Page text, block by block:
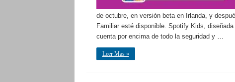
de octubre, en versión beta en Irlanda, y
Familiar esté disponible. Spotify Kids,
cuenta por encima de todo la seguridad y …
Leer Mas »